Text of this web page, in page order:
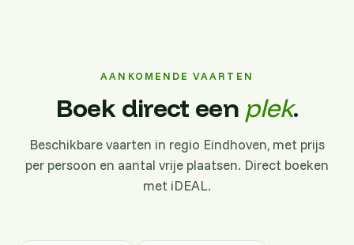
AANKOMENDE VAARTEN
Boek direct een plek.
Beschikbare vaarten in regio Eindhoven, met prijs
per persoon en aantal vrije plaatsen. Direct boeken
met iDEAL.